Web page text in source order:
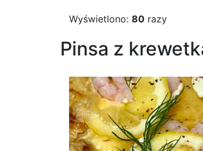
Wyświetlono: 80 razy
Pinsa z